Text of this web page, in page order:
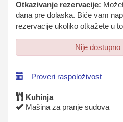
Otkazivanje rezervacije:
dana pre dolaska. Biće vam
rezervacije ukoliko otkažete u
Nije dostupno
Proveri raspoloživost
Kuhinja
Mašina za pranje sudova